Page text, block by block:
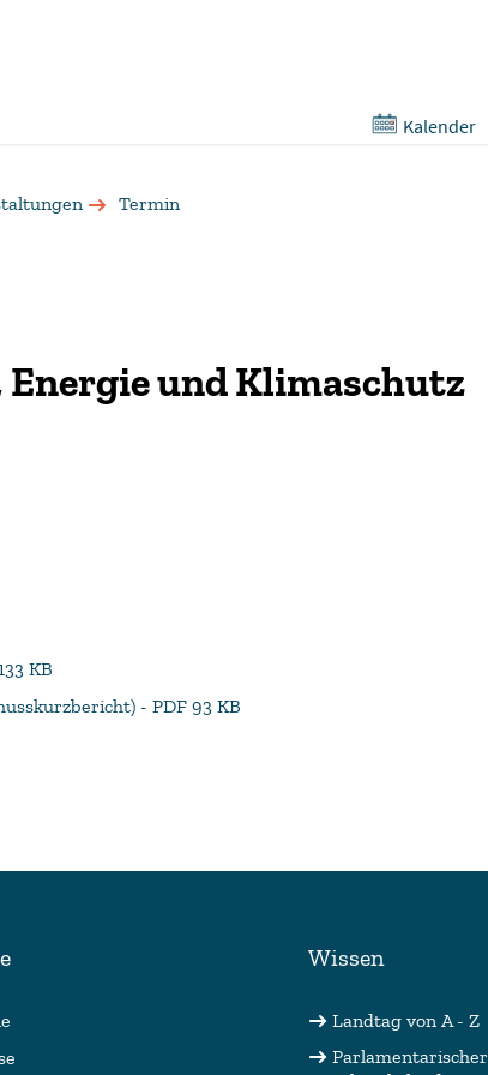
Kalender
Termin
und Klimaschutz
KB
- PDF 93 KB
Wissen
Landtag von A - Z
Parlamentarischer